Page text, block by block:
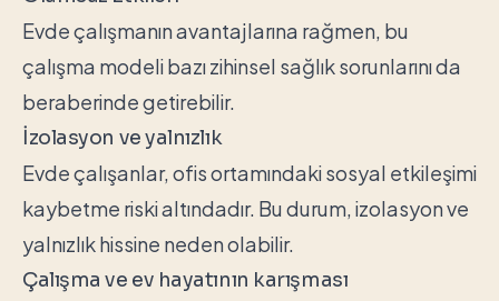
Evde çalışmanın avantajlarına rağmen, bu
çalışma modeli bazı zihinsel sağlık sorunlarını da
beraberinde getirebilir.
İzolasyon ve yalnızlık
Evde çalışanlar, ofis ortamındaki sosyal etkileşimi
kaybetme riski altındadır. Bu durum, izolasyon ve
yalnızlık hissine neden olabilir.
Çalışma ve ev hayatının karışması